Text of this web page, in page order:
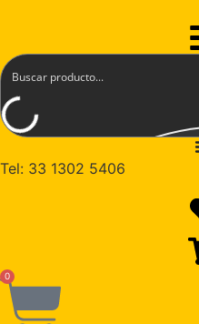
contenido
Tel: 33 1302 5406
0